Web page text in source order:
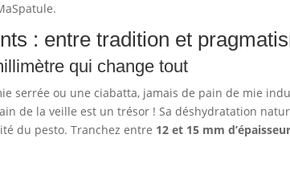
: entre tradition et
qui change tout
serrée ou une ciabatta, jamais de pain de mie
de la veille est un trésor ! Sa déshydratation
du pesto. Tranchez entre 12 et 15 mm d’épaisseur